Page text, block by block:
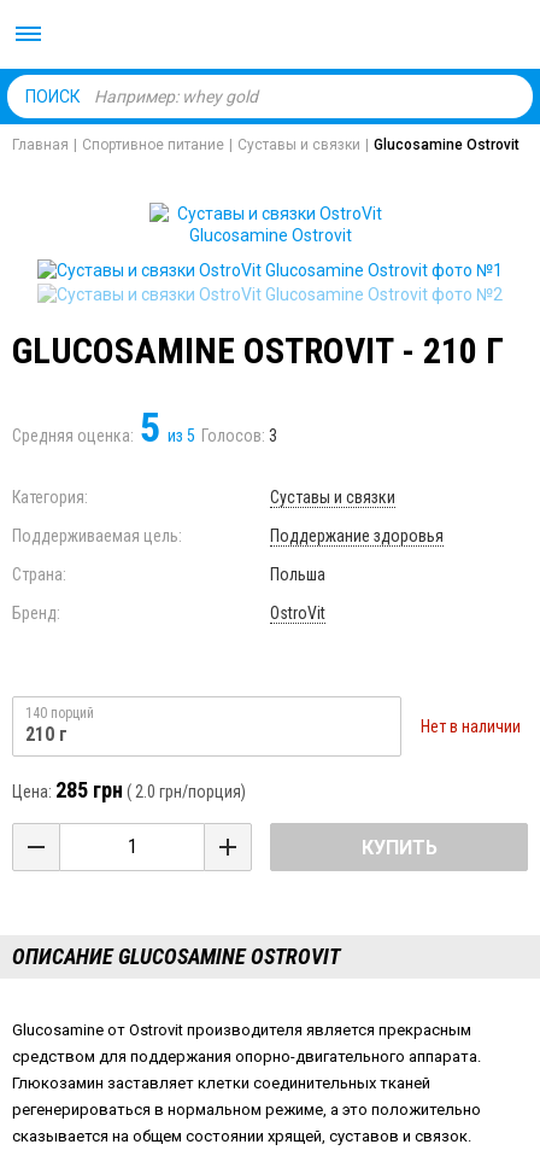
ПОИСК
Главная Спортивное питание Суставы и связки Glucosamine Ostrovit
GLUCOSAMINE OSTROVIT - 210 Г
Средняя оценка: 5 из 5 Голосов: 3
Категория:
Суставы и связки
Поддерживаемая цель:
Поддержание здоровья
Страна:
Польша
Бренд:
OstroVit
140 порций
210 г Нет в наличии
Цена: 285 грн ( 2.0 грн/порция)
КУПИТЬ
ОПИСАНИЕ GLUCOSAMINE OSTROVIT
Glucosamine от Ostrovit производителя является прекрасным
средством для поддержания опорно-двигательного аппарата.
Глюкозамин заставляет клетки соединительных тканей
регенерироваться в нормальном режиме, а это положительно
сказывается на общем состоянии хрящей, суставов и связок.